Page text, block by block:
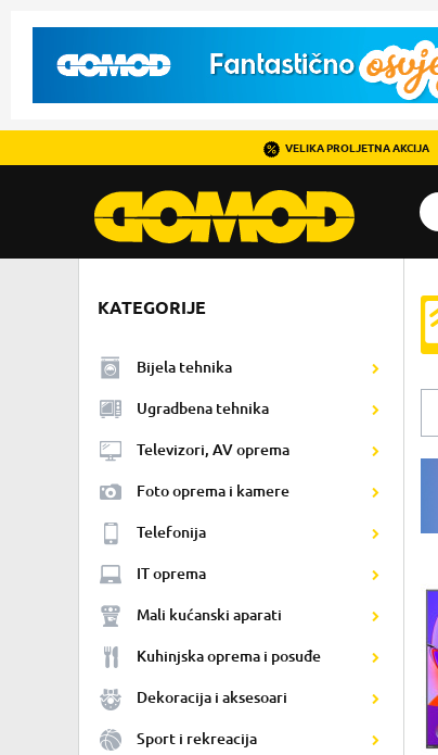
VELIKA PROLJETNA AKCIJA
KATEGORIJE
Bijela tehnika
Ugradbena tehnika
Televizori, AV oprema
Foto oprema i kamere
Telefonija
IT oprema
Mali kućanski aparati
Kuhinjska oprema i posuđe
Dekoracija i aksesoari
Sport i rekreacija